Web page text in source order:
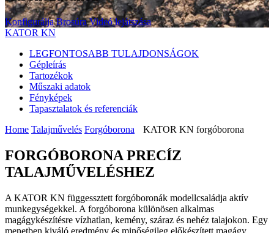
Konfigurálja Brosúra Videó lejátszása
KATOR KN
LEGFONTOSABB TULAJDONSÁGOK
Gépleírás
Tartozékok
Műszaki adatok
Fényképek
Tapasztalatok és referenciák
Home Talajművelés Forgóborona KATOR KN forgóborona
FORGÓBORONA PRECÍZ
TALAJMŰVELÉSHEZ
A KATOR KN függessztett forgóboronák modellcsaládja aktív
munkegységekkel. A forgóborona különösen alkalmas
magágykészítésre vízhatlan, kemény, száraz és nehéz talajokon. Egy
menetben kiváló eredmény és minőségileg előkészített magágy